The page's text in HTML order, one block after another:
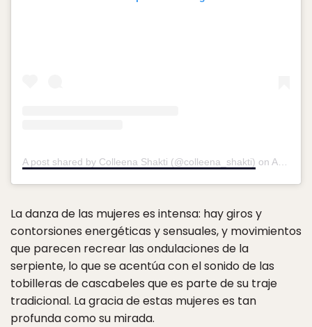
A post shared by Colleena Shakti (@colleena_shakti) on Apr 19, 2019 at 4:48am PDT
La danza de las mujeres es intensa: hay giros y
contorsiones energéticas y sensuales, y movimientos
que parecen recrear las ondulaciones de la
serpiente, lo que se acentúa con el sonido de las
tobilleras de cascabeles que es parte de su traje
tradicional. La gracia de estas mujeres es tan
profunda como su mirada.